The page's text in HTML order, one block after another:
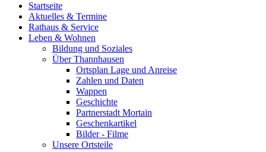
Startseite
Aktuelles & Termine
Rathaus & Service
Leben & Wohnen
Bildung und Soziales
Über Thannhausen
Ortsplan Lage und Anreise
Zahlen und Daten
Wappen
Geschichte
Partnerstadt Mortain
Geschenkartikel
Bilder - Filme
Unsere Ortsteile